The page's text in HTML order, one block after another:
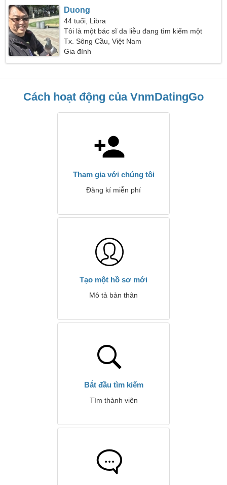
Duong
44 tuổi, Libra
Tôi là một bác sĩ da liễu đang tìm kiếm một
người phụ nữ tử tế
Tx. Sông Cầu, Việt Nam
Gia đình
Cách hoạt động của VnmDatingGo
Tham gia với chúng tôi
Đăng kí miễn phí
Tạo một hồ sơ mới
Mô tả bản thân
Bắt đầu tìm kiếm
Tìm thành viên